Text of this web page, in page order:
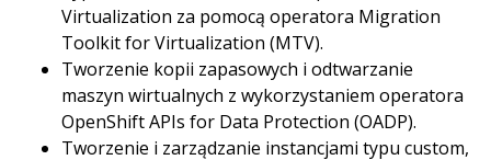
Virtualization za pomocą operatora Migration
Toolkit for Virtualization (MTV).
Tworzenie kopii zapasowych i odtwarzanie
maszyn wirtualnych z wykorzystaniem operatora
OpenShift APIs for Data Protection (OADP).
Tworzenie i zarządzanie instancjami typu custom,